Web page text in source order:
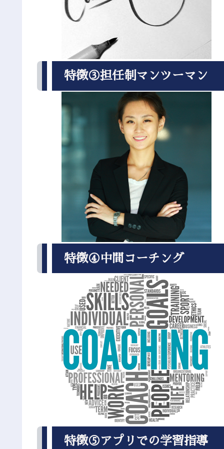
特徴③担任制マンツーマン
特徴④中間コーチング
特徴⑤アプリでの学習指導